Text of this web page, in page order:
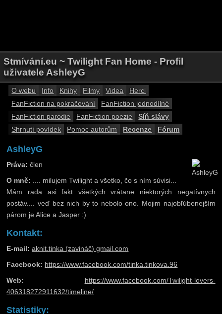
Stmívání.eu ~ Twilight Fan Home - Profil
uživatele AshleyG
O webu Info Knihy Filmy Videa
Herci
FanFiction na pokračování
FanFiction jednodílné
FanFiction parodie
FanFiction poezie
Síň slávy
Shrnutí povídek
Pomoc autorům Recenze Fórum
AshleyG
Práva: člen
O mně: .... milujem Twilight a všetko, čo s ním súvisi...
Mám rada asi fakt všetkých vrátane niektorých negatívnych
postáv.... veď bez nich by to nebolo ono. Mojim najobľúbenejším
párom je Alice a Jasper :)
Kontakt:
E-mail: aknit.tinka (zavináč) gmail.com
Facebook: https://www.facebook.com/tinka.tinkova.96
Web:
https://www.facebook.com/Twilight-lovers-
406318272911632/timeline/
Statistiky: